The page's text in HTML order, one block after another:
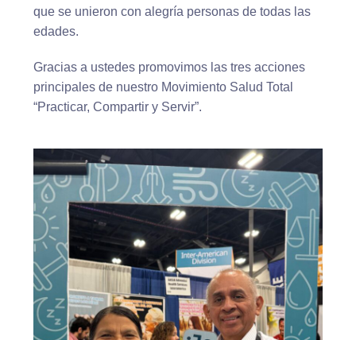
que se unieron con alegría personas de todas las
edades.
Gracias a ustedes promovimos las tres acciones
principales de nuestro Movimiento Salud Total
“Practicar, Compartir y Servir”.